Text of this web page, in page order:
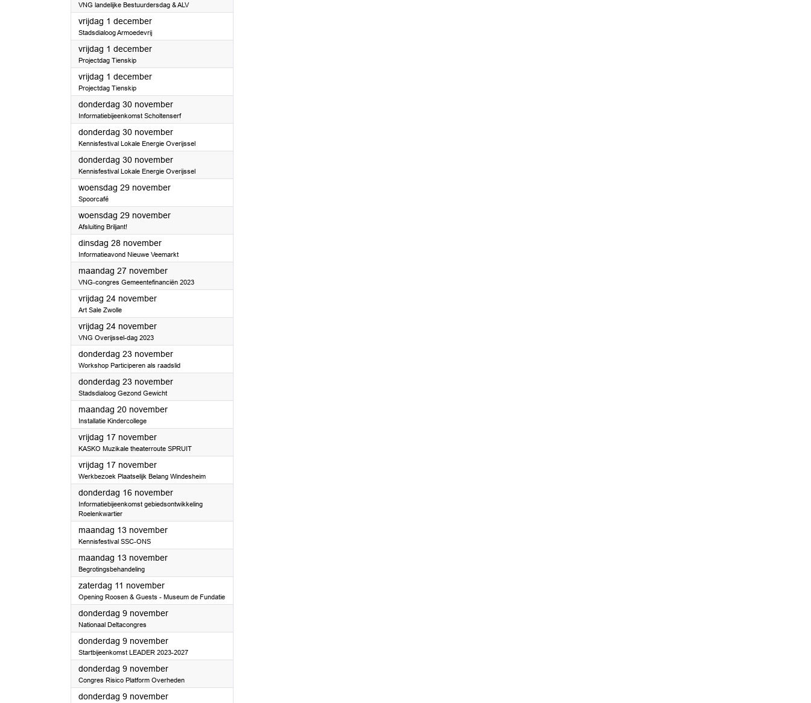
VNG landelijke Bestuurdersdag & ALV
vrijdag 1 december2023
Stadsdialoog Armoedevrij
vrijdag 1 december2023
Projectdag Tienskip
vrijdag 1 december2023
Projectdag Tienskip
donderdag 30 november2023
Informatiebijeenkomst Scholtenserf
donderdag 30 november2023
Kennisfestival Lokale Energie Overijssel
donderdag 30 november2023
Kennisfestival Lokale Energie Overijssel
woensdag 29 november2023
Spoorcafé
woensdag 29 november2023
Afsluiting Briljant!
dinsdag 28 november2023
Informatieavond Nieuwe Veemarkt
maandag 27 november2023
VNG-congres Gemeentefinanciën 2023
vrijdag 24 november2023
Art Sale Zwolle
vrijdag 24 november2023
VNG Overijssel-dag 2023
donderdag 23 november2023
Workshop Participeren als raadslid
donderdag 23 november2023
Stadsdialoog Gezond Gewicht
maandag 20 november2023
Installatie Kindercollege
vrijdag 17 november2023
KASKO Muzikale theaterroute SPRUIT
vrijdag 17 november2023
Werkbezoek Plaatselijk Belang Windesheim
donderdag 16 november2023
Informatiebijeenkomst gebiedsontwikkeling
Roelenkwartier
maandag 13 november2023
Kennisfestival SSC-ONS
maandag 13 november2023
Begrotingsbehandeling
zaterdag 11 november2023
Opening Roosen & Guests - Museum de Fundatie
donderdag 9 november2023
Nationaal Deltacongres
donderdag 9 november2023
Startbijeenkomst LEADER 2023-2027
donderdag 9 november2023
Congres Risico Platform Overheden
donderdag 9 november2023